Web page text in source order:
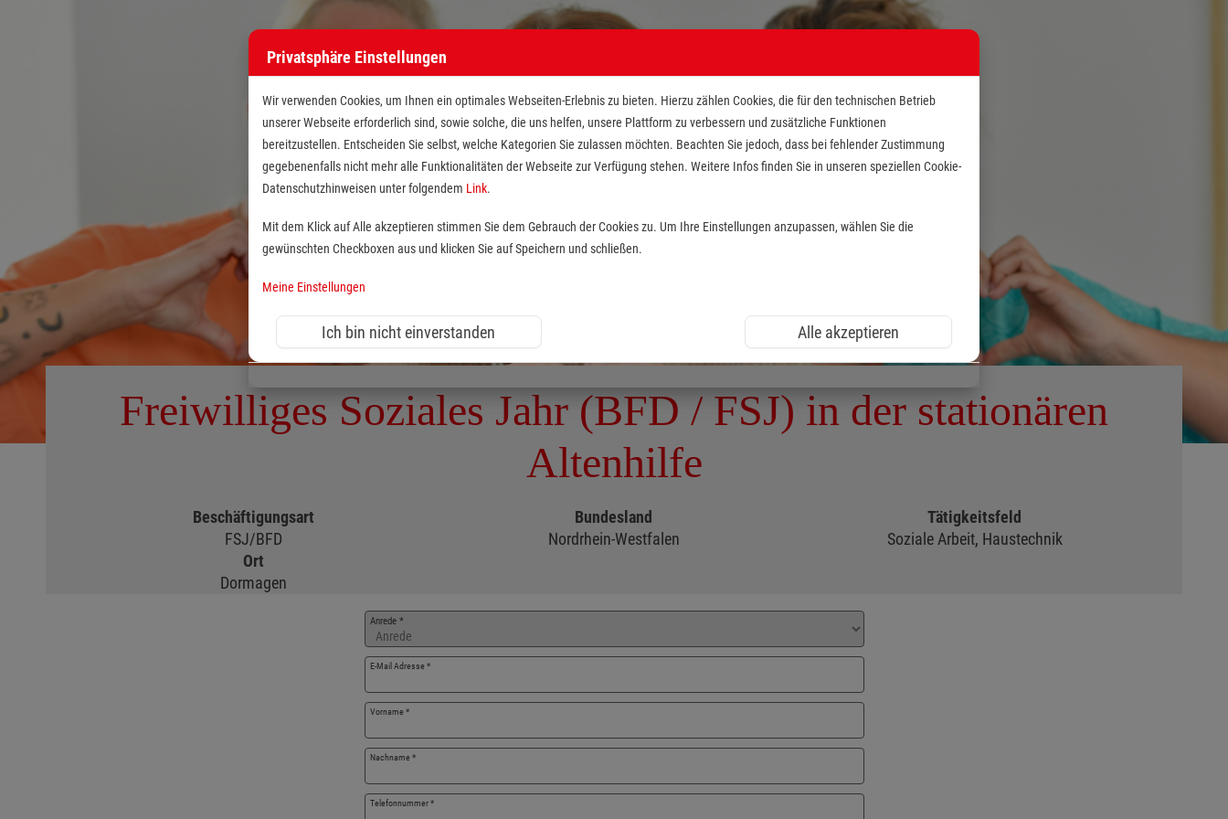
Freiwilliges Soziales Jahr (BFD / FSJ) in der stationären
Altenhilfe
Beschäftigungsart
FSJ/BFD
Bundesland
Nordrhein-Westfalen
Tätigkeitsfeld
Soziale Arbeit, Haustechnik
Ort
Dormagen
Bewerbungsformular
Anrede *
E-Mail Adresse*
Vorname*
Nachname*
Telefonnummer*
Privatsphäre Einstellungen
Wir verwenden Cookies, um Ihnen ein optimales Webseiten-Erlebnis zu bieten. Hierzu zählen Cookies, die für den technischen Betrieb
unserer Webseite erforderlich sind, sowie solche, die uns helfen, unsere Plattform zu verbessern und zusätzliche Funktionen
bereitzustellen. Entscheiden Sie selbst, welche Kategorien Sie zulassen möchten. Beachten Sie jedoch, dass bei fehlender Zustimmung
gegebenenfalls nicht mehr alle Funktionalitäten der Webseite zur Verfügung stehen. Weitere Infos finden Sie in unseren speziellen Cookie-
Datenschutzhinweisen unter folgendem Link.
Mit dem Klick auf Alle akzeptieren stimmen Sie dem Gebrauch der Cookies zu. Um Ihre Einstellungen anzupassen, wählen Sie die
gewünschten Checkboxen aus und klicken Sie auf Speichern und schließen.
Meine Einstellungen
Ich bin nicht einverstanden Alle akzeptieren